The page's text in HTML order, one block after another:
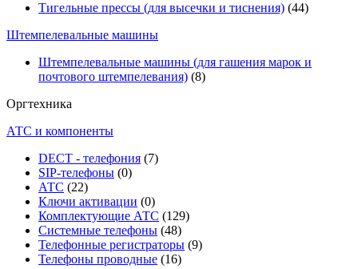
Тигельные прессы (для высечки и тиснения) (44)
Штемпелевальные машины
Штемпелевальные машины (для гашения марок и
почтового штемпелевания) (8)
Оргтехника
АТС и компоненты
DECT - телефония (7)
SIP-телефоны (0)
АТС (22)
Ключи активации (0)
Комплектующие АТС (129)
Системные телефоны (48)
Телефонные регистраторы (9)
Телефоны проводные (16)